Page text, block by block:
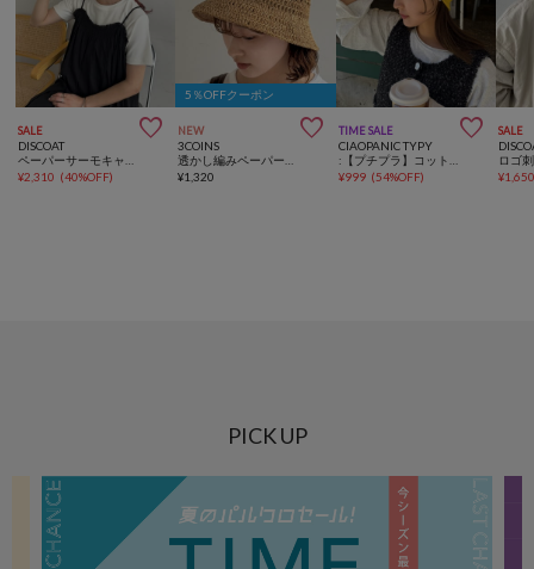
SALE 
DISCOAT
¥2,310 (40%OFF)
5％OFFクーポン
NEW 
3COINS
¥1,320
TIME SALE 
CIAOPANIC TYPY
¥999 (54%OFF)
SALE
¥
PICK UP